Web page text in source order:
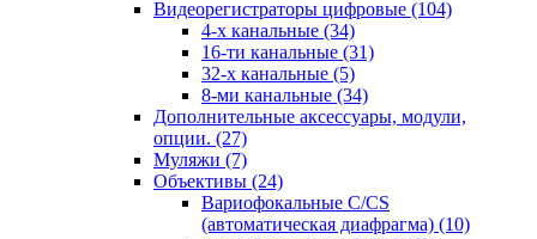
Видеорегистраторы цифровые (104)
4-х канальные (34)
16-ти канальные (31)
32-х канальные (5)
8-ми канальные (34)
Дополнительные аксессуары, модули,
опции. (27)
Муляжи (7)
Объективы (24)
Вариофокальные C/CS
(автоматическая диафрагма) (10)